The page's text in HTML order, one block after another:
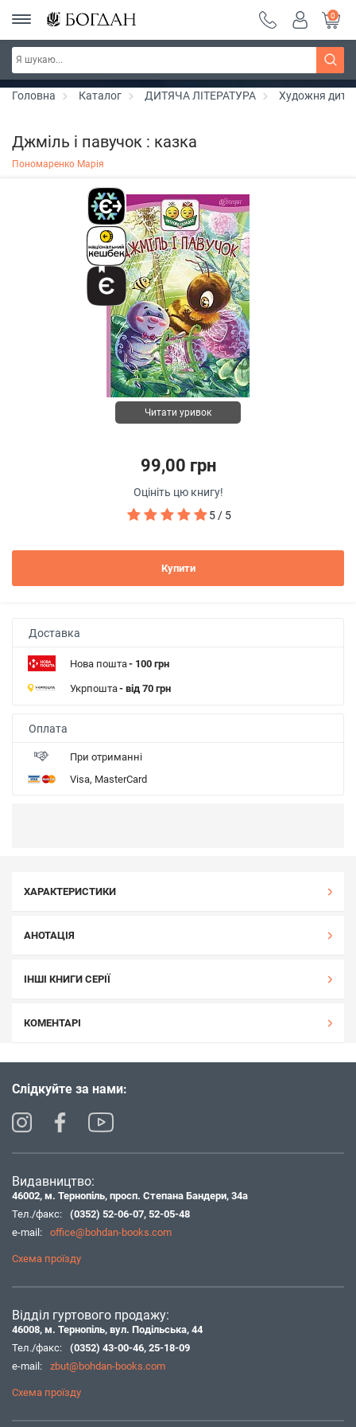
Серія "Чейзіана" ~ знижка 20%
0
Головна Каталог ДИТЯЧА ЛІТЕРАТУРА Художня
Джміль і павучок : казка
Пономаренко Марія
Читати уривок
99,00 грн
Оцініть цю книгу!
5 / 5
Купити
Доставка
Нова пошта- 100 грн
Укрпошта- від 70 грн
Оплата
При отриманні
Visa, MasterCard
ХАРАКТЕРИСТИКИ
АНОТАЦІЯ
ІНШІ КНИГИ СЕРІЇ
КОМЕНТАРІ
Слідкуйте за нами:
Видавництво:
46002, м. Тернопіль, просп. Степана Бандери, 34а
Тел./факс:
(0352) 52-06-07, 52-05-48
e-mail:
office@bohdan-books.com
Схема проїзду
Відділ гуртового продажу:
46008, м. Тернопіль, вул. Подільська, 44
Тел./факс:
(0352) 43-00-46, 25-18-09
e-mail:
zbut@bohdan-books.com
Схема проїзду